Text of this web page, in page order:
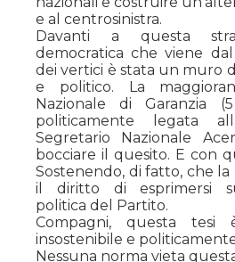
e al centrosinistra.
Davanti a questa
democratica che viene dal
dei vertici è stata un muro
e politico. La
Nazionale di Garanzia
politicamente legata
Segretario Nazionale
bocciare il quesito. E con
Sostenendo, di fatto, che
il diritto di esprimersi
politica del Partito.
Compagni, questa tesi
insostenibile e
Nessuna norma vieta